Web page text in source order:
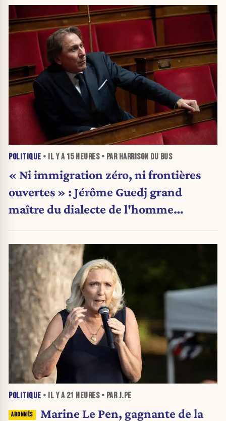
POLITIQUE • IL Y A 15 HEURES• PAR HARRISON DU BUS
« Ni immigration zéro, ni frontières
ouvertes » : Jérôme Guedj grand
maître du dialecte de l'homme
POLITIQUE • IL Y A 21 HEURES• PAR J.PE
Marine Le Pen, gagnante de la